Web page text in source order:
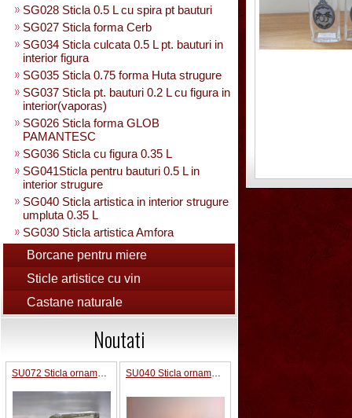
SG028 Sticla 0.5 L cu spira pt bauturi
SG027 Sticla forma Cerb
SG034 Sticla culcata 0.5 L pt. bauturi in
interior figura
SG035 Sticla 0.75 forma Huta strugure
SG037 Sticla pt. bauturi 0.2 L cu figura in
interior(vaporas)
SG026 Sticla forma GLOB
PAMANTESC
SG036 Sticla cu figura 0.35 L
SG041Sticla pentru bauturi 0.5 L in
interior strugure
SG040 Sticla artistica in interior strugure
umpluta 0.35 L
SG030 Sticla artistica Amfora
SG039 Sticla artistica in interior para
0.35L
SG025 Sticla carte vizita 0.35 L
SG032 Sticla pentru bauturi0.35 L
rasucita
SG038 Sticla pentru bauturi cu 2 pahare
SG031 Sticla forma para 0.5 L cu talpa
SG033 Sticla strugure cu talpa 0.5 L
SG043 Sticla strugure pe talpa cu robinet
0.5 L
Borcane pentru miere
Sticle artistice cu vin
Castane naturale
Noutati
SU072 Sticla ornamental “Camion” SU040 Sticla ornamentala Pusca